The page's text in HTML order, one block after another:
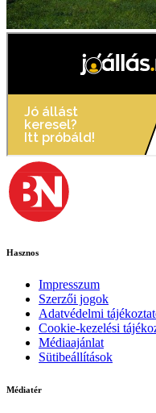
Hasznos
Impresszum
Szerzői jogok
Adatvédelmi
Cookie-kezelési
Médiaajánlat
Sütibeállítások
Médiatér